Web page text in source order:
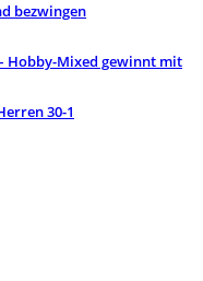
bezwingen
Hobby-Mixed gewinnt mit
30-1